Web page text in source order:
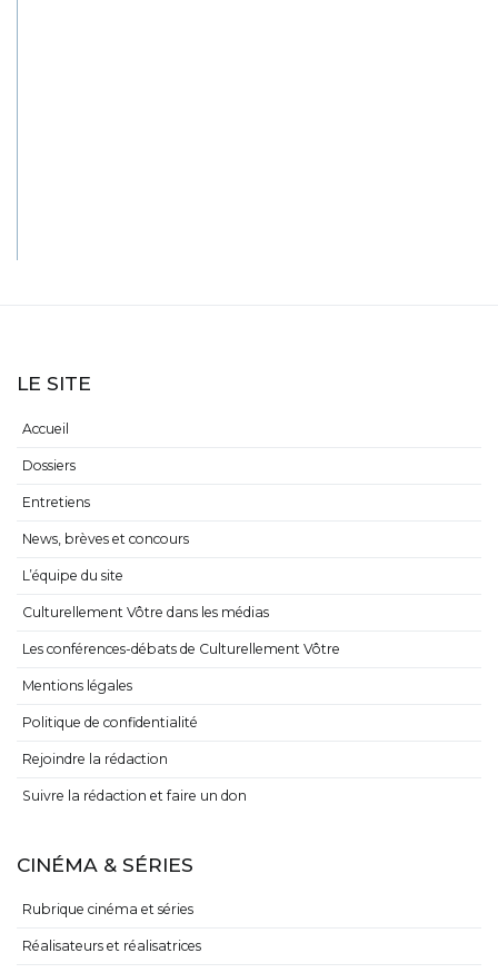
LE SITE
Accueil
Dossiers
Entretiens
News, brèves et concours
L’équipe du site
Culturellement Vôtre dans les médias
Les conférences-débats de Culturellement Vôtre
Mentions légales
Politique de confidentialité
Rejoindre la rédaction
Suivre la rédaction et faire un don
CINÉMA & SÉRIES
Rubrique cinéma et séries
Réalisateurs et réalisatrices